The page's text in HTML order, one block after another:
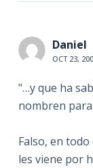
Daniel
OCT 23,
"…y que ha
nombren
Falso, en
les viene por